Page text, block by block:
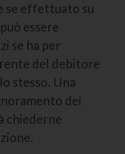
se effettuato su
essere
se ha per
del debitore
stesso. Una
dei
chiederne